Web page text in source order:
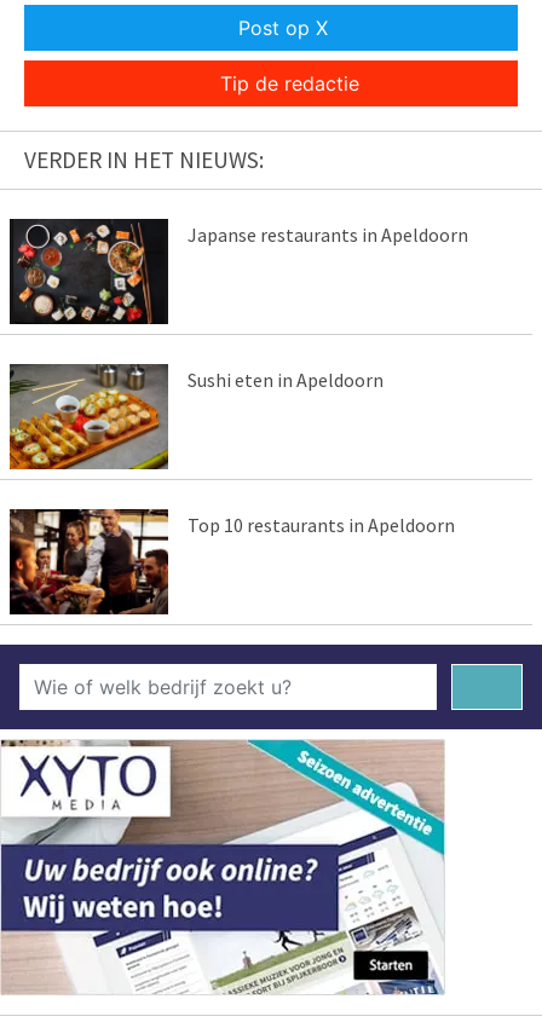
Post op X
Tip de redactie
VERDER IN HET NIEUWS:
Japanse restaurants in Apeldoorn
Sushi eten in Apeldoorn
Top 10 restaurants in Apeldoorn